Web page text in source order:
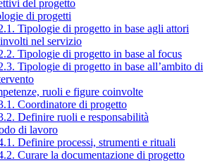
del progetto
di progetti
Tipologie di progetto in base agli attori
nel servizio
Tipologie di progetto in base al focus
Tipologie di progetto in base all’ambito di
ruoli e figure coinvolte
Coordinatore di progetto
Definire ruoli e responsabilità
di lavoro
Definire processi, strumenti e rituali
Curare la documentazione di progetto